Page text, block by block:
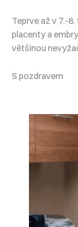
Teprve až v 7.-
placenty a
většinou
S pozdravem